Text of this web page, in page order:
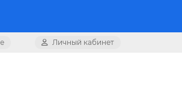
Личный кабинет